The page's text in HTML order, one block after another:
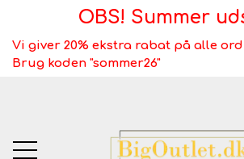
OBS! Summer
Vi giver 20% ekstra rabat på alle
Brug koden "sommer26"